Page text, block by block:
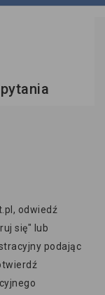
odwiedź
się" lub
podając